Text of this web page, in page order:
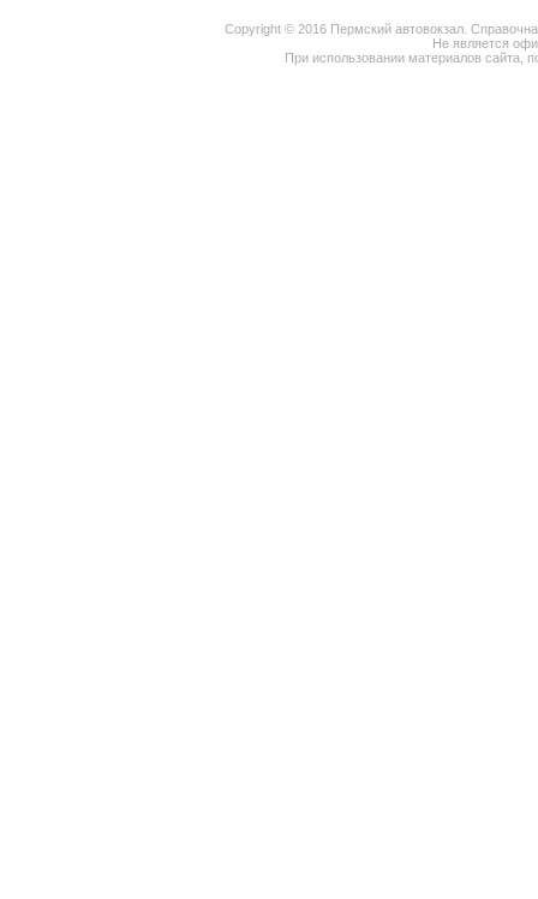
Copyright © 2016 Пермский автовокзал.
Не является
При использовании материалов сайта,